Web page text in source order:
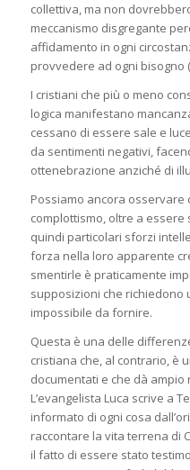
collettiva, ma non
meccanismo disgregante
affidamento in ogni
provvedere ad ogni bisogno
I cristiani che più o meno
logica manifestano
cessano di essere sale e
da sentimenti negativi,
ottenebrazione anziché di
Possiamo ancora
complottismo, oltre a
quindi particolari sforzi
forza nella loro apparente
smentirle è praticamente
supposizioni che richiedono
impossibile da fornire.
Questa è una delle
cristiana che, al contrario, è
documentati e che dà
L’evangelista Luca scrive a
informato di ogni cosa
raccontare la vita terrena di
il fatto di essere stato